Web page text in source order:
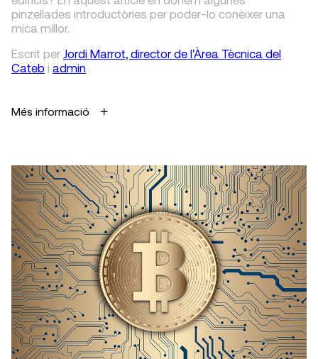
pinzellades introductòries per poder-lo conèixer una
mica millor.
Escrit per Jordi Marrot, director de l'Àrea Tècnica del
Cateb i admin
Més informació